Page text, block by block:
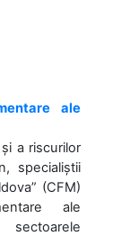
ale
a riscurilor
specialiștii
(CFM)
ale